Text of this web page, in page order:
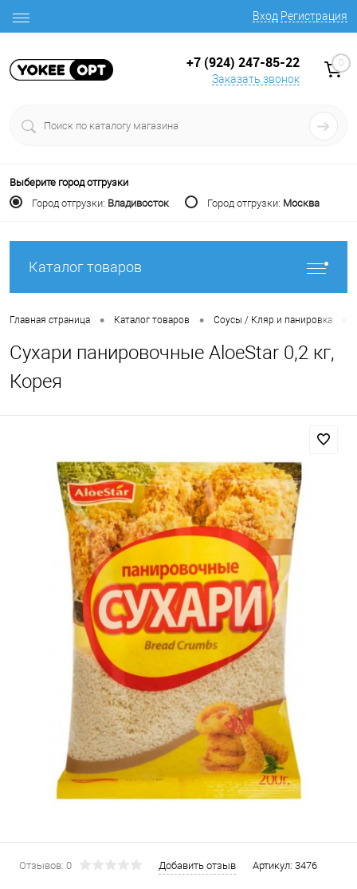
Вход Регистрация
+7 (924) 247-85-22
Заказать звонок
0
Выберите город отгрузки
Город отгрузки: Владивосток Город отгрузки: Москва
Каталог товаров
Главная страница • Каталог товаров • Соусы / Кляр и панировка
Сухари панировочные AloeStar 0,2 кг,
Корея
Отзывов: 0 Добавить отзыв Артикул: 3476